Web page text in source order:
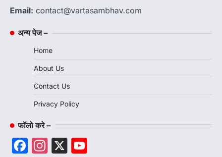
Email: contact@vartasambhav.com
अन्य पेज –
Home
About Us
Contact Us
Privacy Policy
फॉलो करे –
Facebook
Instagram
X